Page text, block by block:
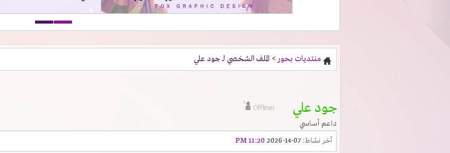
منتديات بحور > الملف الشخصي لـ جود علي
جود علي
داعم أساسي
آخر نشاط:07-14-2026
11:20 PM